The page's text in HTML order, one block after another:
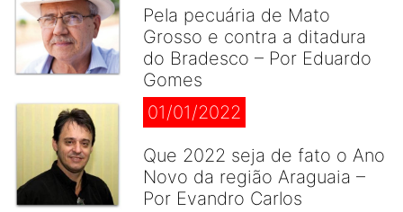
Pela pecuária de Mato
Grosso e contra a ditadura
do Bradesco – Por Eduardo
Gomes
01/01/2022
Que 2022 seja de fato o Ano
Novo da região Araguaia –
Por Evandro Carlos